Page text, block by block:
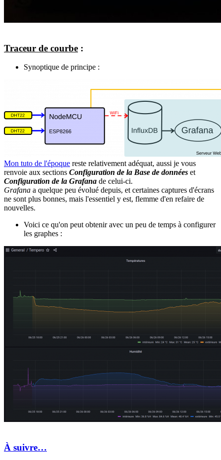
Traceur de courbe :
Synoptique de principe :
Mon tuto de l'époque reste relativement adéquat, aussi je vous
renvoie aux sections Configuration de la Base de données et
Configuration de la Grafana de celui-ci.
Grafana a quelque peu évolué depuis, et certaines captures d'écrans
ne sont plus bonnes, mais l'essentiel y est, flemme d'en refaire de
nouvelles.
Voici ce qu'on peut obtenir avec un peu de temps à configurer
les graphes :
À suivre…